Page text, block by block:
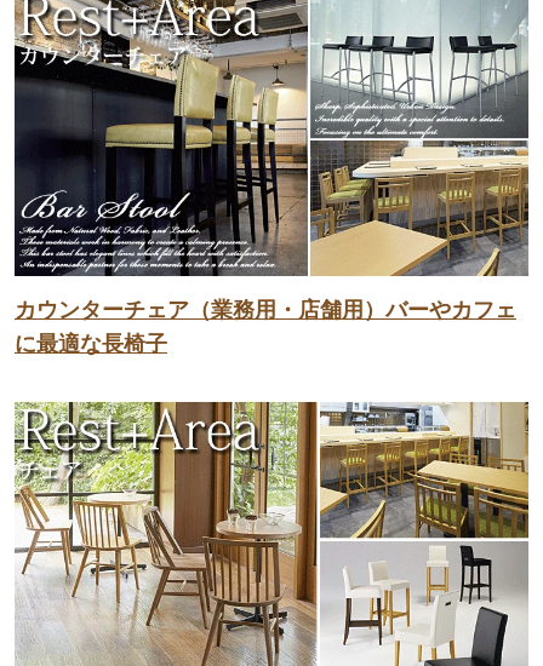
カウンターチェア（業務用・店舗用）バーやカフェ
に最適な長椅子